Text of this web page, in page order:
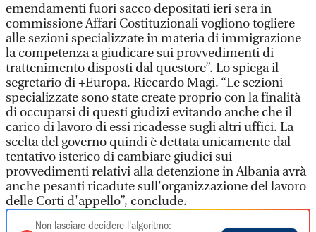
emendamenti fuori sacco depositati ieri sera in
commissione Affari Costituzionali vogliono togliere
alle sezioni specializzate in materia di immigrazione
la competenza a giudicare sui provvedimenti di
trattenimento disposti dal questore”. Lo spiega il
segretario di +Europa, Riccardo Magi. “Le sezioni
specializzate sono state create proprio con la finalità
di occuparsi di questi giudizi evitando anche che il
carico di lavoro di essi ricadesse sugli altri uffici. La
scelta del governo quindi è dettata unicamente dal
tentativo isterico di cambiare giudici sui
provvedimenti relativi alla detenzione in Albania avrà
anche pesanti ricadute sull'organizzazione del lavoro
delle Corti d'appello”, conclude.
Non lasciare decidere l'algoritmo: